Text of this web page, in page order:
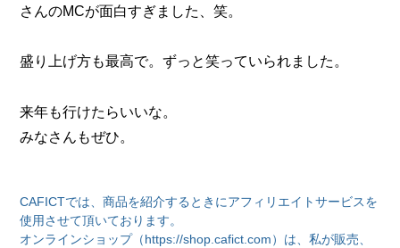
さんのMCが面白すぎました、笑。
盛り上げ方も最高で。ずっと笑っていられました。
来年も行けたらいいな。
みなさんもぜひ。
CAFICTでは、商品を紹介するときにアフィリエイトサービスを
使用させて頂いております。
オンラインショップ（https://shop.cafict.com）は、私が販売、